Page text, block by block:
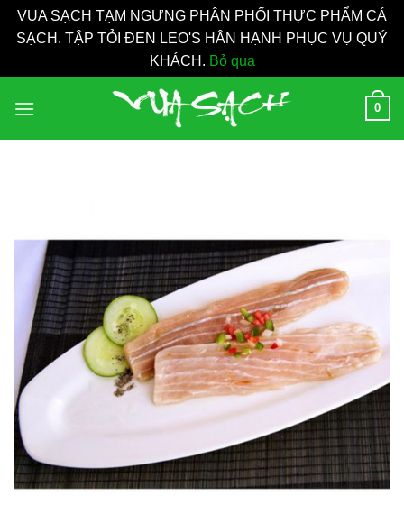
VUA SẠCH TẠM NGƯNG PHÂN PHỐI THỰC PHẨM CÁ
SẠCH. TẬP TỎI ĐEN LEO'S HÂN HẠNH PHỤC VỤ QUÝ
KHÁCH. Bỏ qua
qua
0